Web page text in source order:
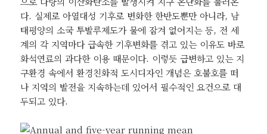
다. 실제로 아열대성 기후로 변화한 한반도뿐만 아니라, 남
태평양의 소국 투발루제도가 물에 잠겨 없어지는 등, 전 세
계의 각 지역마다 급속한 기후변화를 겪고 있는 이유도 바로
화석연료의 과다한 이용 때문이다. 이렇듯 급변하고 있는 지
구환경 속에서 환경친화적 도시디자인 개념은 호불호를 떠
나 지역의 발전을 지속하는데 있어서 필수적인 요건으로 대
두되고 있다.